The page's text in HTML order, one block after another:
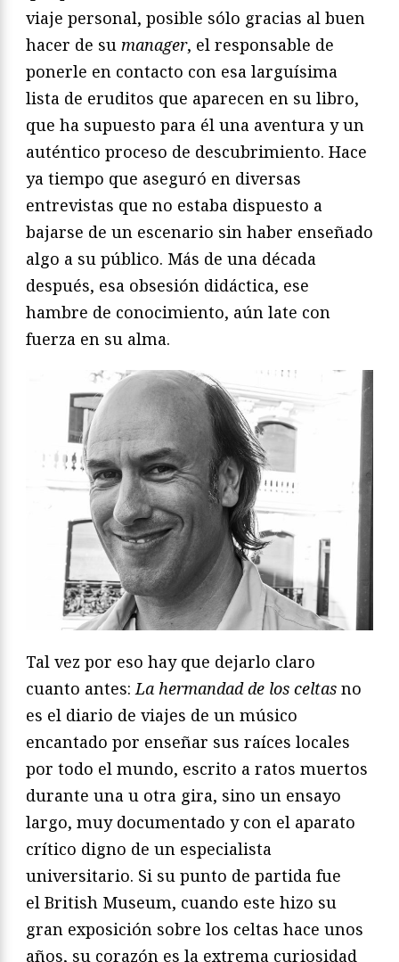
viaje personal, posible sólo gracias al buen
hacer de su manager, el responsable de
ponerle en contacto con esa larguísima
lista de eruditos que aparecen en su libro,
que ha supuesto para él una aventura y un
auténtico proceso de descubrimiento. Hace
ya tiempo que aseguró en diversas
entrevistas que no estaba dispuesto a
bajarse de un escenario sin haber enseñado
algo a su público. Más de una década
después, esa obsesión didáctica, ese
hambre de conocimiento, aún late con
fuerza en su alma.
Tal vez por eso hay que dejarlo claro
cuanto antes:La hermandad de los celtas no
es el diario de viajes de un músico
encantado por enseñar sus raíces locales
por todo el mundo, escrito a ratos muertos
durante una u otra gira, sino un ensayo
largo, muy documentado y con el aparato
crítico digno de un especialista
universitario. Si su punto de partida fue
el British Museum, cuando este hizo su
gran exposición sobre los celtas hace unos
años, su corazón es la extrema curiosidad